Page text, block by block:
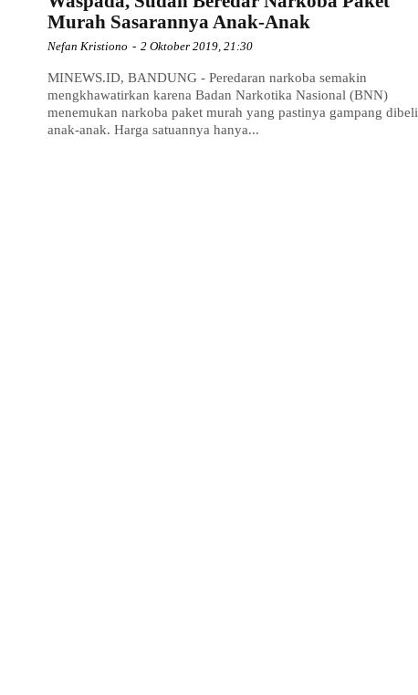
Murah Sasarannya Anak-Anak
Nefan Kristiono - 2 Oktober 2019, 21:30
MINEWS.ID, BANDUNG - Peredaran narkoba semakin
mengkhawatirkan karena Badan Narkotika Nasional (BNN)
menemukan narkoba paket murah yang pastinya gampang dibeli
anak-anak. Harga satuannya hanya...